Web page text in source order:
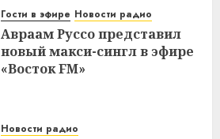
Гости в эфире Новости радио
Авраам Руссо представил
новый макси-сингл в эфире
«Восток FM»
Новости радио